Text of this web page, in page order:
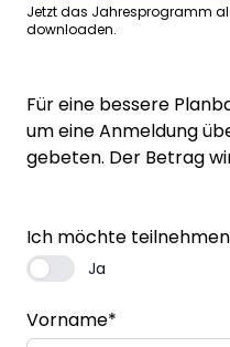
Jetzt das Jahresprogramm
downloaden.
Für eine bessere
um eine Anmeldung
gebeten. Der Betrag
Ich möchte
Ja
Vorname*